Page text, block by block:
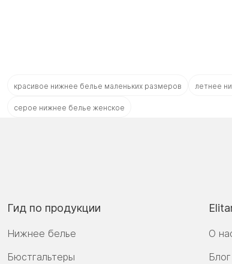
красивое нижнее белье маленьких размеров летнее
серое нижнее белье женское
Гид по продукции
Нижнее белье
Бюстгальтеры
О
Блог